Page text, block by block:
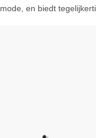
mode, en biedt